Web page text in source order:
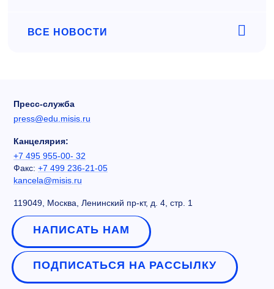
ВСЕ НОВОСТИ
Пресс-служба
press@edu.misis.ru
Канцелярия:
+7 495 955-00- 32
Факс: +7 499 236-21-05
kancela@misis.ru
119049, Москва, Ленинский пр-кт, д. 4, стр. 1
НАПИСАТЬ НАМ
ПОДПИСАТЬСЯ НА РАССЫЛКУ